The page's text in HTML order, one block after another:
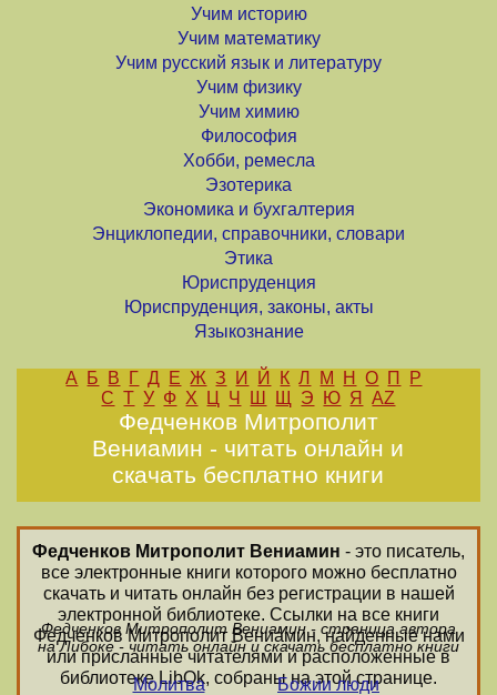
Учим историю
Учим математику
Учим русский язык и литературу
Учим физику
Учим химию
Философия
Хобби, ремесла
Эзотерика
Экономика и бухгалтерия
Энциклопедии, справочники, словари
Этика
Юриспруденция
Юриспруденция, законы, акты
Языкознание
А Б В Г Д Е Ж З И Й К Л М Н О П
Р
С Т У Ф Х Ц Ч Ш Щ Э Ю Я AZ
Федченков Митрополит
Вениамин - читать онлайн и
скачать бесплатно книги
Федченков Митрополит Вениамин - это писатель,
все электронные книги которого можно бесплатно
скачать и читать онлайн без регистрации в нашей
электронной библиотеке. Ссылки на все книги
Федченков Митрополит Вениамин, найденные нами
или присланные читателями и расположенные в
библиотеке LibOk, собраны на этой странице.
Федченков Митрополит Вениамин - страница автора
на Либоке - читать онлайн и скачать бесплатно книги
Молитва
Божии люди